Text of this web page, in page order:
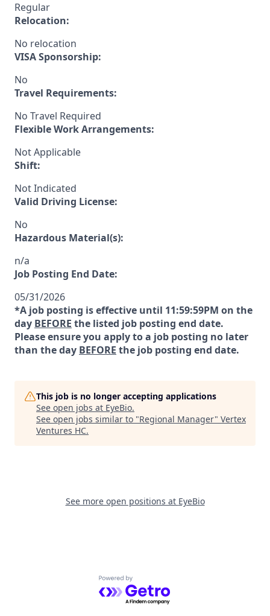
Regular
Relocation:
No relocation
VISA Sponsorship:
No
Travel Requirements:
No Travel Required
Flexible Work Arrangements:
Not Applicable
Shift:
Not Indicated
Valid Driving License:
No
Hazardous Material(s):
n/a
Job Posting End Date:
05/31/2026
*A job posting is effective until 11:59:59PM on the
day BEFORE the listed job posting end date.
Please ensure you apply to a job posting no later
than the day BEFORE the job posting end date.
This job is no longer accepting applications
See open jobs at EyeBio.
See open jobs similar to "Regional Manager" Vertex
Ventures HC.
See more open positions at EyeBio
Powered by Getro.com